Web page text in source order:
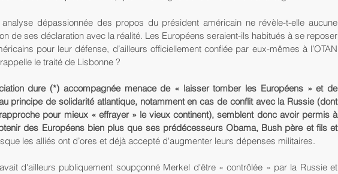
dépassionnée des propos du président américain ne révèle-t-elle aucune
de ses déclaration avec la réalité. Les Européens seraient-ils habitués à se reposer
pour leur défense, d’ailleurs officiellement confiée par eux-mêmes à l’OTAN
le traité de Lisbonne ?
dure (*) accompagnée menace de « laisser tomber les Européens » et de
principe de solidarité atlantique, notamment en cas de conflit avec la Russie (dont
pour mieux « effrayer » le vieux continent), semblent donc avoir permis à
des Européens bien plus que ses prédécesseurs Obama, Bush père et fils et
les alliés ont d’ores et déjà accepté d'augmenter leurs dépenses militaires.
d'ailleurs publiquement soupçonné Merkel d'être « contrôlée » par la Russie et